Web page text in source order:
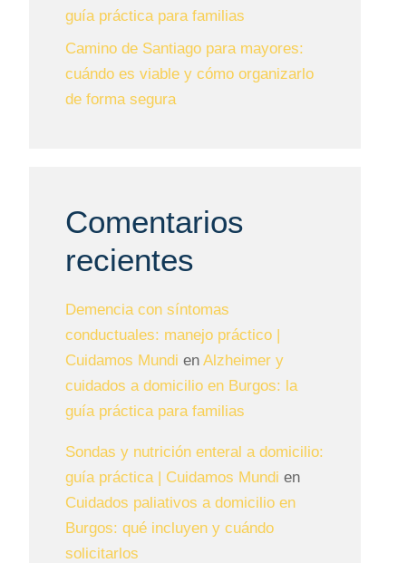
guía práctica para familias
Camino de Santiago para mayores:
cuándo es viable y cómo organizarlo
de forma segura
Comentarios
recientes
Demencia con síntomas
conductuales: manejo práctico |
Cuidamos Mundi en Alzheimer y
cuidados a domicilio en Burgos: la
guía práctica para familias
Sondas y nutrición enteral a domicilio:
guía práctica | Cuidamos Mundi en
Cuidados paliativos a domicilio en
Burgos: qué incluyen y cuándo
solicitarlos